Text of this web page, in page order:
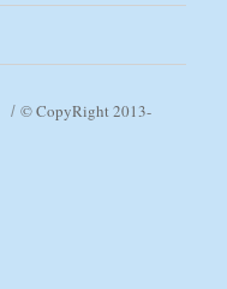
© CopyRight 2013-